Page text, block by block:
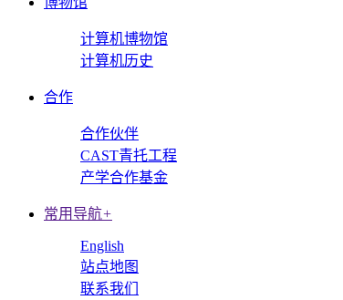
计算机博物馆
计算机历史
合作
合作伙伴
CAST青托工程
产学合作基金
常用导航+
English
站点地图
联系我们